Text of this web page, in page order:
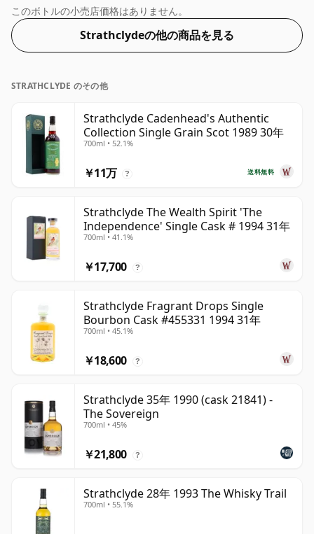
することはありません。
このボトルの小売店価格はありません。
Strathclydeの他の商品を見る
STRATHCLYDE のその他
Strathclyde Cadenhead's Authentic
Collection Single Grain Scot 1989 30年
700ml • 52.1%
送料無料
￥11万 ?
Strathclyde The Wealth Spirit 'The
Independence' Single Cask # 1994 31年
700ml • 41.1%
￥17,700 ?
Strathclyde Fragrant Drops Single
Bourbon Cask #455331 1994 31年
700ml • 45.1%
￥18,600 ?
Strathclyde 35年 1990 (cask 21841) -
The Sovereign
700ml • 45%
￥21,800 ?
Strathclyde 28年 1993 The Whisky Trail
700ml • 55.1%